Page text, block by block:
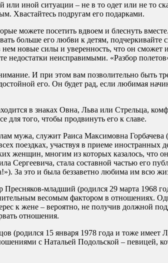
или иной ситуации – не в то одет или не то
Хвастайтесь подругам его подарками.
можете посетить вдвоем и блеснуть
больше его любви к детям,
новые силы и уверенность, что он
недостатки неисправимыми. «Разбор
И при этом вам позволительно быть
его. Он будет рад, если любимая
в знаках Овна, Льва или Стрельца,
для того, чтобы продвинуть его к славе.
мужа, служит Раиса Максимовна
поездках, участвуя в приеме
женщин, многим из которых казалось,
Сергеевича, стала составной частью его
За это и была беззаветно любима им всю
младший (родился 29 марта 1968
весомым фактором в отношениях.
к жене – вероятно, не получив должной
отношения.
(родился 15 января 1978 года и тоже
с Натальей Подольской – певицей,